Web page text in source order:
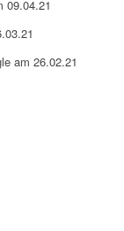
09.04.21
am 26.02.21